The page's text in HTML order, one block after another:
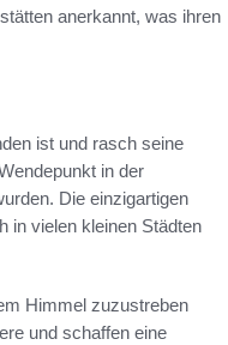
anerkannt, was ihren
ist und rasch seine
in der
Die einzigartigen
in vielen kleinen Städten
Himmel zuzustreben
und schaffen eine